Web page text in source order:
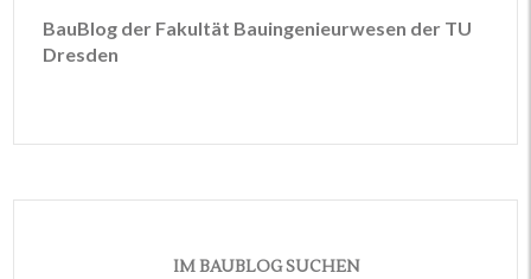
BauBlog der Fakultät Bauingenieurwesen der TU
Dresden
IM BAUBLOG SUCHEN